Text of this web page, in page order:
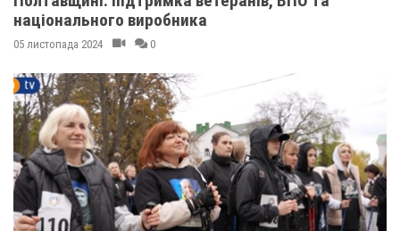
національного виробника
05 листопада 2024 0